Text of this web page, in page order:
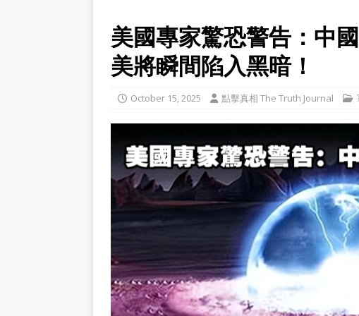
美國專家驚恐警告：中
美將瞬間陷入黑暗！
October 15, 2025 點擊真相 The Truth Journal